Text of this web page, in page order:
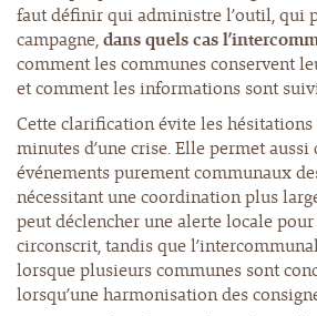
faut définir qui administre l’outil, qui
campagne,dans quels cas
comment les communes conservent
et comment les informations sont
Cette clarification évite les
minutes d’une crise. Elle permet
événements purement communaux
nécessitant une coordination plus
peut déclencher une alerte locale
circonscrit, tandis que
lorsque plusieurs communes sont
lorsqu’une harmonisation des